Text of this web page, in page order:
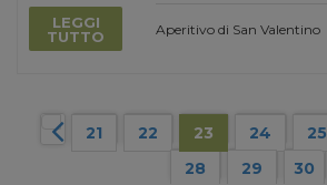
LEGGI
TUTTO
Aperitivo di San Valentino
21 22 23 24 25
28
29 30